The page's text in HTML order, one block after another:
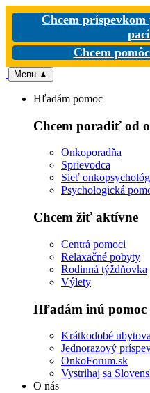
Chcem
Chcem
Menu ▲
Hľadám pomoc
Chcem poradiť od
Onkoporadňa
Sprievodca
Sieť
Psychologická
Chcem žiť aktívne
Centrá pomoci
Relaxačné pobyty
Rodinná týždňovka
Výlety
Hľadám inú pomoc
Krátkodobé
Jednorazový
OnkoForum.sk
Vystrihaj sa
O nás